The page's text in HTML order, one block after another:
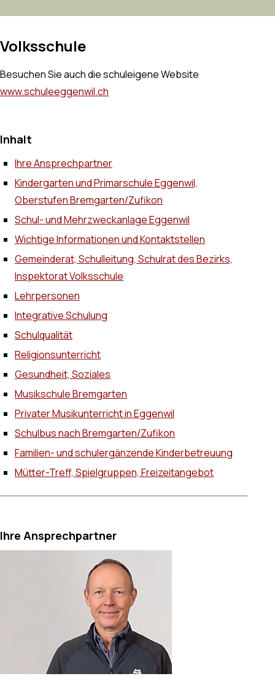
Volksschule
Besuchen Sie auch die schuleigene Website
www.schuleeggenwil.ch
Inhalt
Ihre Ansprechpartner
Kindergarten und Primarschule Eggenwil,
Oberstufen Bremgarten/Zufikon
Schul- und Mehrzweckanlage Eggenwil
Wichtige Informationen und Kontaktstellen
Gemeinderat, Schulleitung, Schulrat des Bezirks,
Inspektorat Volksschule
Lehrpersonen
Integrative Schulung
Schulqualität
Religionsunterricht
Gesundheit, Soziales
Musikschule Bremgarten
Privater Musikunterricht in Eggenwil
Schulbus nach Bremgarten/Zufikon
Familien- und schulergänzende Kinderbetreuung
Mütter-Treff, Spielgruppen, Freizeitangebot
Ihre Ansprechpartner